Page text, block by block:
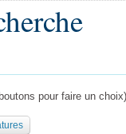
pour faire un choix)